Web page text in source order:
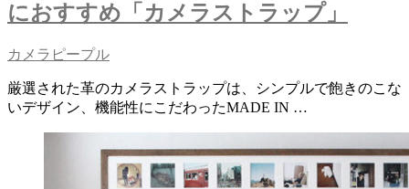
におすすめ「カメラストラップ」
カメラピープル
厳選された革のカメラストラップは、シンプルで飽きのこな
いデザイン、機能性にこだわったMADE IN …